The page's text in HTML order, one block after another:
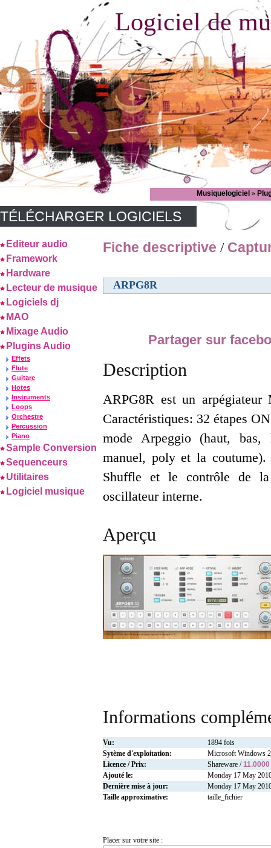
Logiciel de
Musiquelogiciel »
TÉLÉCHARGER LOGICIELS
Editeur audio
Framework
Hardware
Lecteur de musique
Logiciels dj
MAO
Mixage Audio
Plugins Audio
Effets
Flute
Guitare
Hotes
Instruments
Loops
Orchestre
Percussion
Piano
Sample Conversion
Sequenceurs
Utilitaires
Logiciel musique
Fiche descriptive /
ARPG8R
Partager sur
Description
ARPG8R est un
Caractéristiques: 32 étapes
mode Arpeggio (haut,
manuel, poly et la
Shuffle et le contrôle de
oscillateur interne.
Aperçu
Informations
Vu:
1894 fois
Sytème d'exploitation:
Microsoft Windows
Licence / Prix:
Shareware /11.0000
Ajouté le:
Monday 17 May
Dernière mise à jour:
Monday 17 May
Taille approximative:
taille_fichier
Placer sur votre site :